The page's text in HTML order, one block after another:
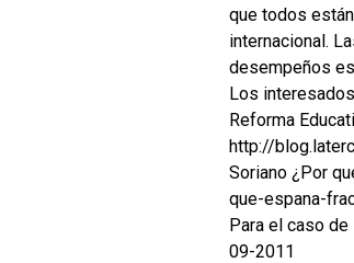
que todos
internacional.
desempeños
Los
Reforma
http://
Soriano ¿Por
que-espana-
Para el caso de
09-2011